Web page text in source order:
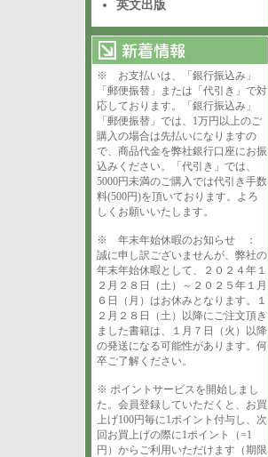
英文出版
※ お支払いは、「銀行振込み」
「郵便振替」または「代引き」で対
応しております。「銀行振込み」
「郵便振替」では、1万円以上のご
購入の場合は先払いになりますの
で、商品代金を弊社銀行口座にお振
込みください。「代引き」では、
5000円未満のご購入では代引き手数
料(500円)を頂いております。よろ
しくお願いいたします。
※ 年末年始休暇のお知らせ ：
誠に申し訳ございませんが、弊社の
年末年始休暇として、２０２４年１
２月２８日（土）～２０２５年１月
６日（月）はお休みとなります。１
２月２８日（土）以降にご注文頂き
ました書籍は、１月７日（火）以降
の発送になる可能性があります。何
卒ご了解ください。
※ ポイントサービスを開始しまし
た。会員登録していただくと、お買
上げ100円毎に1ポイント付与し、次
回お買上げの際に1ポイント（=1
円）からご利用いただけます（期限